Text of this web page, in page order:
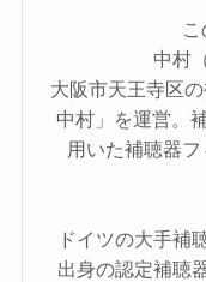
中村
大阪市天王寺区
中村」を運営。
用いた補聴器フ
ドイツの大手補
出身の認定補聴